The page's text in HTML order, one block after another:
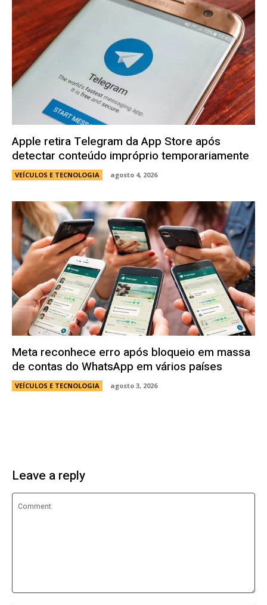
Apple retira Telegram da App Store após
detectar conteúdo impróprio temporariamente
VEÍCULOS E TECNOLOGIA agosto 4, 2026
Meta reconhece erro após bloqueio em massa
de contas do WhatsApp em vários países
VEÍCULOS E TECNOLOGIA agosto 3, 2026
Leave a reply